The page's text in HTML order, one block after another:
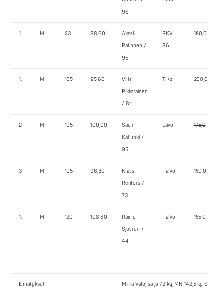
96
1. M 93 88,60
Akseli
Pallonen /
95
RKV-
86
180,0
1. M 105 95,60
Ville
Pikkarainen
/ 84
TiKa 200,0
2. M 105 100,00
Sauli
Kallunki /
95
LaVo 175,0
3. M 105 96,30
Klaus
Renfors /
73
PaiVo 150,0
1. M 120 108,80
Raimo
Sjögren /
44
PaiVo 155,0
Ennätykset: Mirka Valo, sarja 72 kg, MN 142,5 kg SE